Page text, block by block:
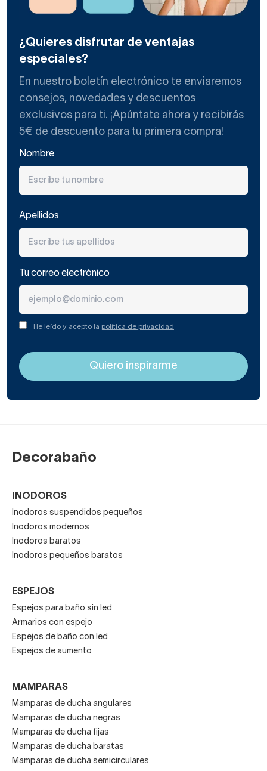
¿Quieres disfrutar de ventajas
especiales?
En nuestro boletín electrónico te enviaremos
consejos, novedades y descuentos
exclusivos para ti. ¡Apúntate ahora y recibirás
5€ de descuento para tu primera compra!
Nombre
Apellidos
Tu correo electrónico
He leído y acepto la política de privacidad
Decorabaño
INODOROS
Inodoros suspendidos pequeños
Inodoros modernos
Inodoros baratos
Inodoros pequeños baratos
ESPEJOS
Espejos para baño sin led
Armarios con espejo
Espejos de baño con led
Espejos de aumento
MAMPARAS
Mamparas de ducha angulares
Mamparas de ducha negras
Mamparas de ducha fijas
Mamparas de ducha baratas
Mamparas de ducha semicirculares